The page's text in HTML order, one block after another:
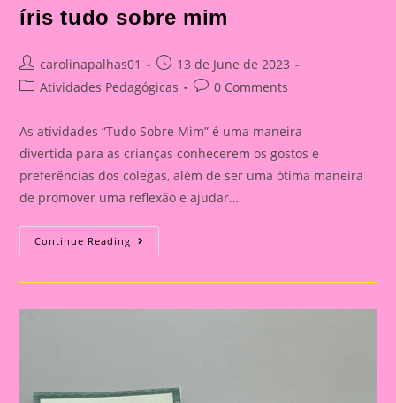
íris tudo sobre mim
Post
author:
carolinapalhas01
Post
published:
13 de June de 2023
PostAtividades Pedagógicas
Post0 Comments
As atividades “Tudo Sobre Mim” é uma maneira
divertida para as crianças conhecerem os gostos e
preferências dos colegas, além de ser uma ótima maneira
de promover uma reflexão e ajudar…
Continue Reading Atividade
Tudo
Mim|Arco-
Sobre